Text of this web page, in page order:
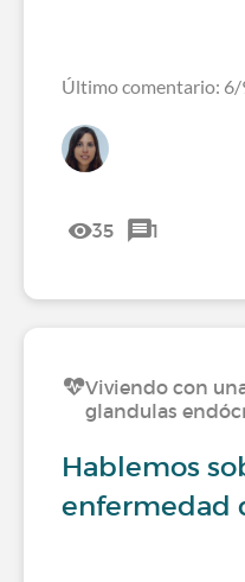
Último comentario:
35 1
Viviendo con
glandulas
Hablemos
enfermedad